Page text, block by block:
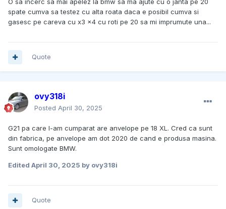
O sa incerc sa mai apelez la bmw sa ma ajute cu o janta pe 20
spate cumva sa testez cu alta roata daca e posibil cumva si
gasesc pe careva cu x3 x4 cu roti pe 20 sa mi imprumute una...
Quote
ovy318i
Posted April 30, 2025
G21 pa care l-am cumparat are anvelope pe 18 XL. Cred ca sunt
din fabrica, pe anvelope am dot 2020 de cand e produsa masina.
Sunt omologate BMW.
Edited April 30, 2025 by ovy318i
Quote